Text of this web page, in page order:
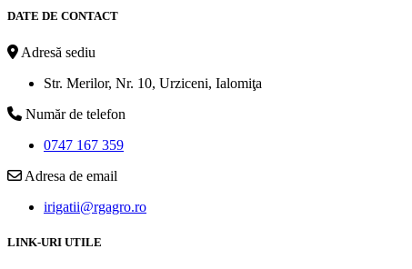
DATE DE CONTACT
Adresă sediu
Str. Merilor, Nr. 10, Urziceni, Ialomiţa
Număr de telefon
0747 167 359
Adresa de email
irigatii@rgagro.ro
LINK-URI UTILE